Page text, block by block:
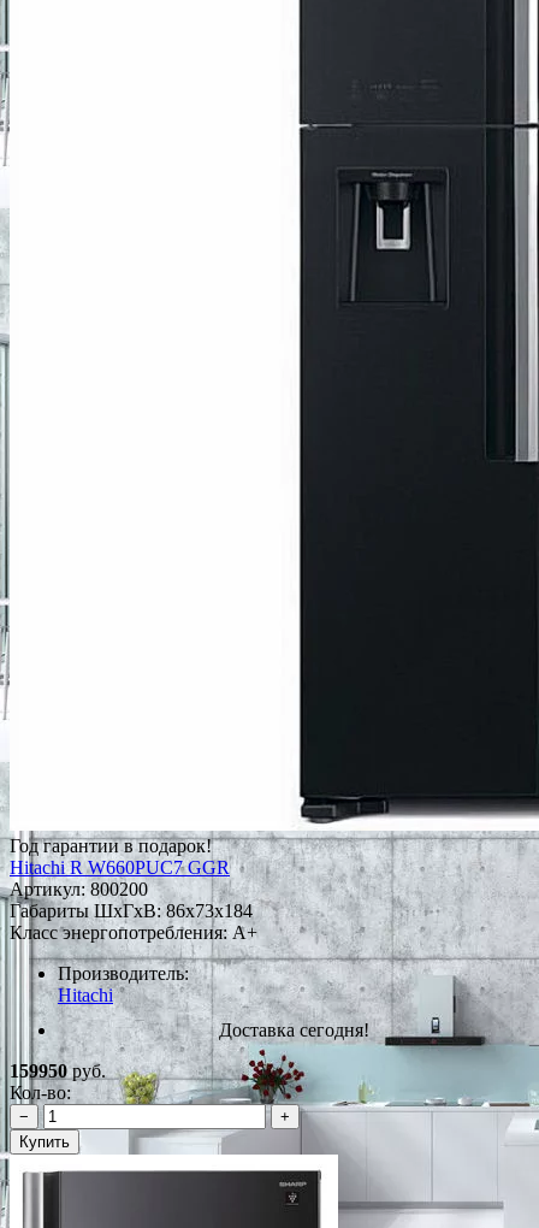
Год гарантии в подарок!
Hitachi R W660PUC7 GGR
Артикул: 800200
Габариты ШxГxВ: 86x73x184
Класс энергопотребления: A+
Производитель:
Hitachi
Доставка сегодня!
159950руб.
Кол-во:
−
+
Купить